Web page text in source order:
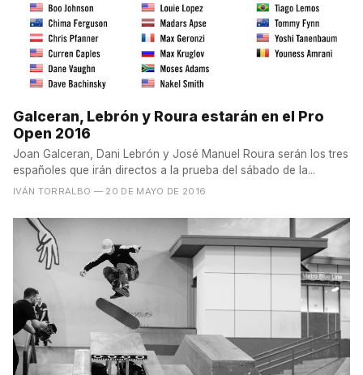
Galceran, Lebrón y Roura estarán en el Pro
Open 2016
Joan Galceran, Dani Lebrón y José Manuel Roura serán los tres
españoles que irán directos a la prueba del sábado de la...
IVÁN TORRALBO — 20 DE MAYO DE 2016